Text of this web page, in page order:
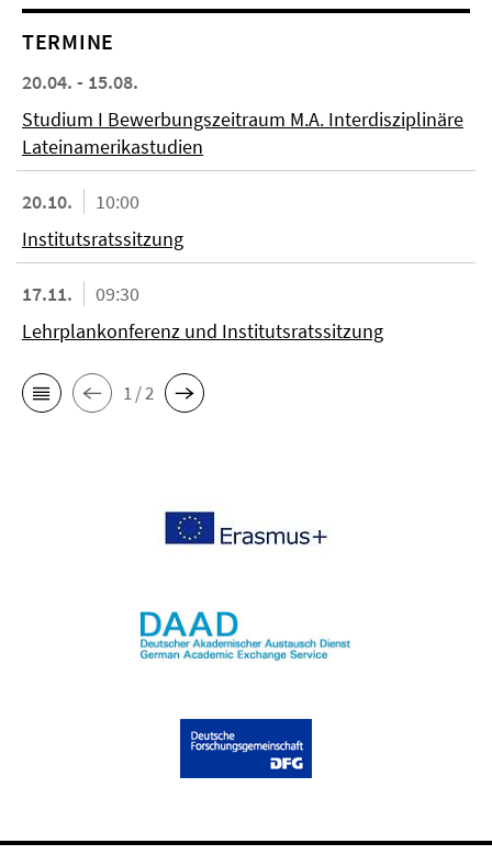
TERMINE
20.04. - 15.08.
Studium I Bewerbungszeitraum M.A. Interdisziplinäre
Lateinamerikastudien
20.10.
10:00
Institutsratssitzung
17.11.
09:30
Lehrplankonferenz und Institutsratssitzung
1 / 2